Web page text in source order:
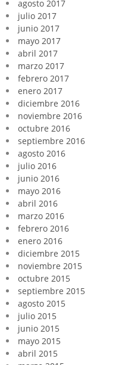
agosto 2017
julio 2017
junio 2017
mayo 2017
abril 2017
marzo 2017
febrero 2017
enero 2017
diciembre 2016
noviembre 2016
octubre 2016
septiembre 2016
agosto 2016
julio 2016
junio 2016
mayo 2016
abril 2016
marzo 2016
febrero 2016
enero 2016
diciembre 2015
noviembre 2015
octubre 2015
septiembre 2015
agosto 2015
julio 2015
junio 2015
mayo 2015
abril 2015